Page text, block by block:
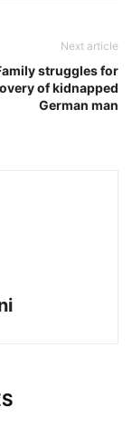
Next article
struggles for
of kidnapped
German man